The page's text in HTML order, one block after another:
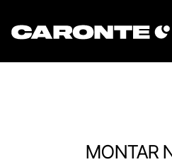
MONTAR